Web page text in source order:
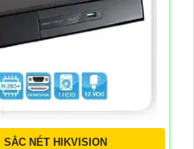
SẮC NÉT HIKVISION